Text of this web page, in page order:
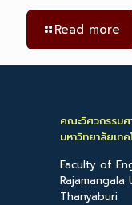
Read more
คณะวิศวกรรม
มหาวิทยาลัยเท
Faculty of
Thanyaburi